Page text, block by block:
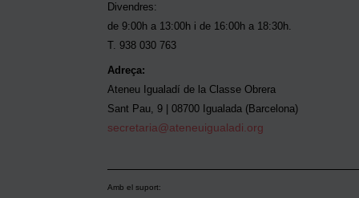
Divendres:
de 9:00h a 13:00h i de 16:00h a 18:30h.
T. 938 030 763
Adreça:
Ateneu Igualadí de la Classe Obrera
Sant Pau, 9 | 08700 Igualada (Barcelona)
secretaria@ateneuigualadi.org
Amb el suport: